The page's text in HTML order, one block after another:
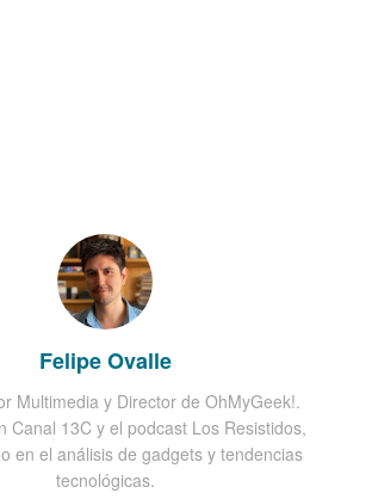
Felipe Ovalle
Multimedia y Director de OhMyGeek!.
Canal 13C y el podcast Los Resistidos,
en el análisis de gadgets y tendencias
tecnológicas.